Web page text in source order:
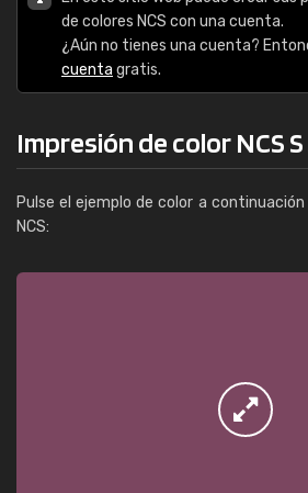
de colores NCS con una cuenta.
¿Aún no tienes una cuenta?
cuenta gratis.
Impresión de color NCS
Pulse el ejemplo de color a
NCS: